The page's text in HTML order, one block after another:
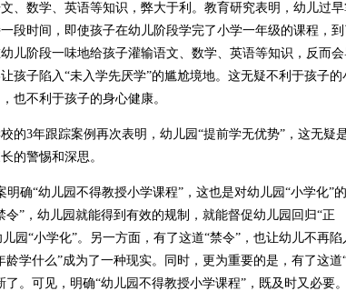
数学、英语等知识，弊大于利。教育研究表明，幼儿过早
段时间，即使孩子在幼儿阶段学完了小学一年级的课程，到
儿阶段一味地给孩子灌输语文、数学、英语等知识，反而会
孩子陷入“未入学先厌学”的尴尬境地。这无疑不利于孩子的
也不利于孩子的身心健康。
3年跟踪案例再次表明，幼儿园“提前学无优势”，这无疑
的警惕和深思。
确“幼儿园不得教授小学课程”，这也是对幼儿园“小学化”
”，幼儿园就能得到有效的规制，就能督促幼儿园回归“正
园“小学化”。另一方面，有了这道“禁令”，也让幼儿不再陷
学什么”成为了一种现实。同时，更为重要的是，有了这道
。可见，明确“幼儿园不得教授小学课程”，既及时又必要。